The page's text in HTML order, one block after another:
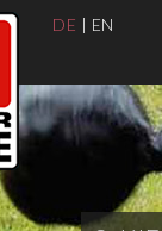
DE | EN